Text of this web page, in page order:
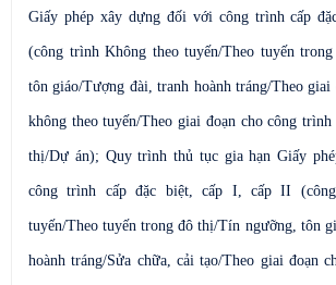
Giấy phép xây dựng đối với công trình cấp
(công trình Không theo tuyến/Theo tuyến
tôn giáo/Tượng đài, tranh hoành tráng/Theo
không theo tuyến/Theo giai đoạn cho công
thị/Dự án); Quy trình thủ tục gia hạn Giấy
công trình cấp đặc biệt, cấp I, cấp II
tuyến/Theo tuyến trong đô thị/Tín ngưỡng, tôn
hoành tráng/Sửa chữa, cải tạo/Theo giai đoạn